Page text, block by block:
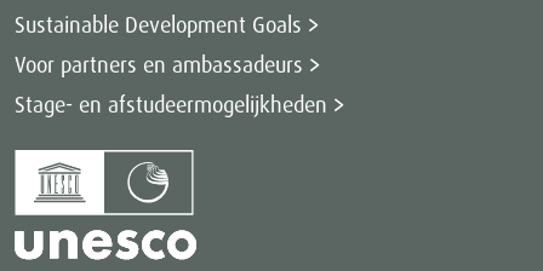
Sustainable Development Goals
Voor partners en ambassadeurs
Stage- en afstudeermogelijkheden